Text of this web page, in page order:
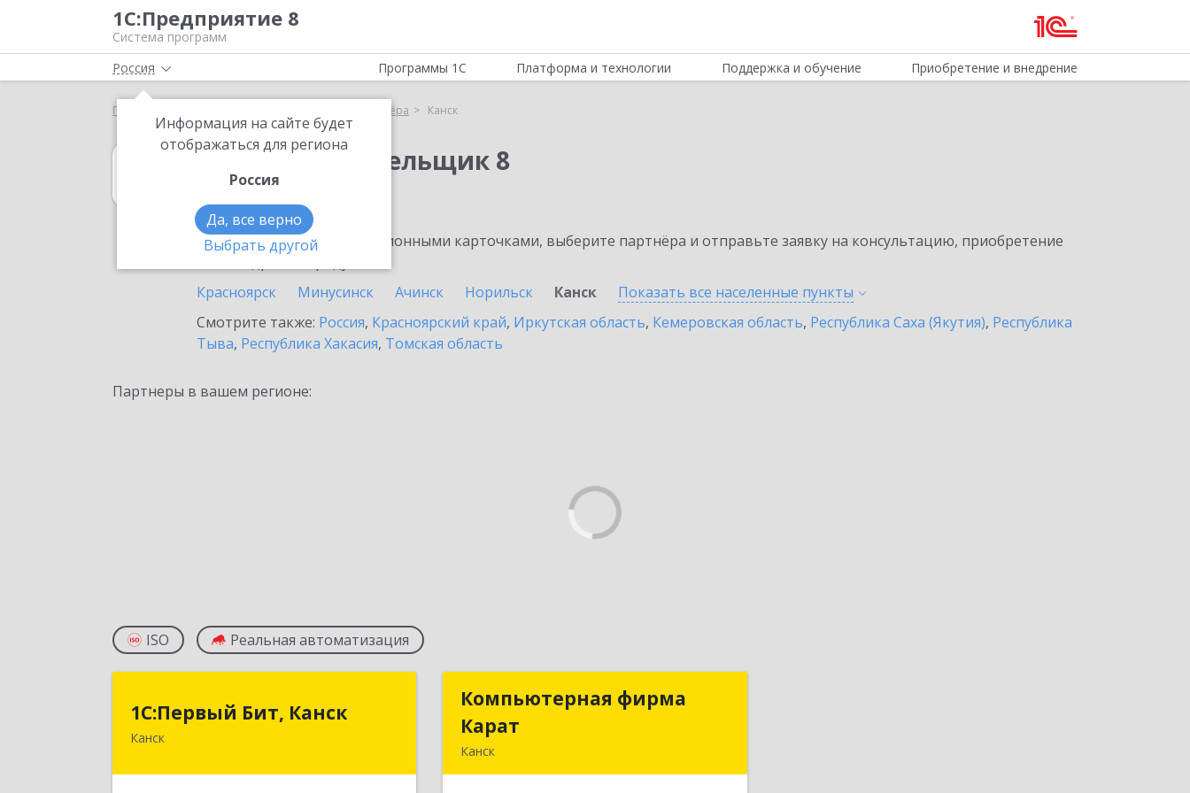
1С:Предприятие 8
Система программ
Россия
Информация на сайте будет
отображаться для региона
Россия
Да, все верно
Выбрать другой
Программы 1С Платформа и технологии Поддержка и обучение Приобретение и внедрение
Главная Выбор партнёра Канск
1С:Налогоплательщик 8
в Канске
Ознакомьтесь с информационными карточками, выберите партнёра и отправьте заявку на консультацию, приобретение
Красноярск
Минусинск Ачинск Норильск Канск Показать все населенные пункты
Смотрите также: Россия, Красноярский край, Иркутская область, Кемеровская область, Республика Саха (Якутия), Республика
Тыва, Республика Хакасия, Томская область
Партнеры в вашем регионе:
ISO Реальная автоматизация
1С:Первый Бит, Канск
Канск
1С:Первый Бит, Канск
663600, Красноярский край, Канск г,
Компьютерная фирма
Карат
Канск
Компьютерная фирма